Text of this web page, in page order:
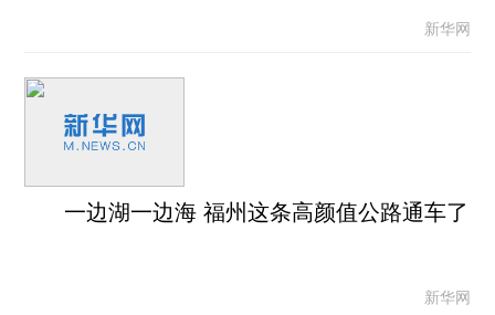
新华网
一边湖一边海 福州这条高颜值公路通车了
新华网